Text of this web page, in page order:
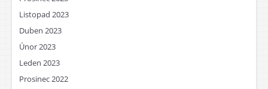
Listopad 2023
Duben 2023
Únor 2023
Leden 2023
Prosinec 2022